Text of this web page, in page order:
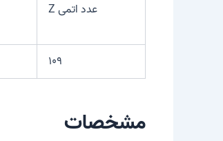
عدد اتمی Z
۱۰۹
مشخصات